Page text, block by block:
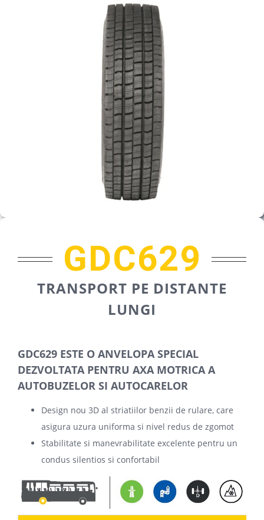
CERERE DE GARANTIE
GDC629
TRANSPORT PE DISTANTE
LUNGI
GDC629 ESTE O ANVELOPA SPECIAL
DEZVOLTATA PENTRU AXA MOTRICA A
AUTOBUZELOR SI AUTOCARELOR
Design nou 3D al striatiilor benzii de rulare, care
asigura uzura uniforma si nivel redus de zgomot
Stabilitate si manevrabilitate excelente pentru un
condus silentios si confortabil